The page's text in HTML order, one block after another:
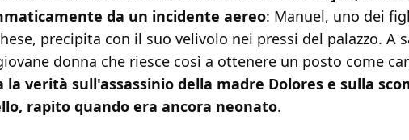
da un incidente aereo: Manuel, uno dei
precipita con il suo velivolo nei pressi del palazzo. A
donna che riesce così a ottenere un posto come
la verità sull'assassinio della madre Dolores e sulla
rapito quando era ancora neonato.